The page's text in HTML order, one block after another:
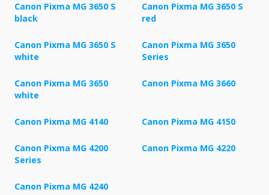
Canon Pixma MG 3650 S
black
Canon Pixma MG 3650 S
red
Canon Pixma MG 3650 S
white
Canon Pixma MG 3650
Series
Canon Pixma MG 3650
white
Canon Pixma MG 3660
Canon Pixma MG 4140 Canon Pixma MG 4150
Canon Pixma MG 4200
Series
Canon Pixma MG 4220
Canon Pixma MG 4240